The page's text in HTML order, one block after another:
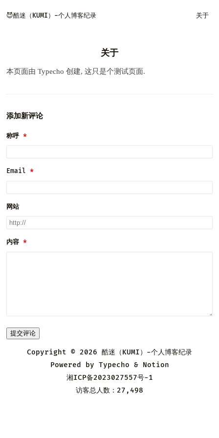
😈酷迷（KUMI）-个人博客纪录 关于
关于
本页面由 Typecho 创建, 这只是个测试页面.
添加新评论
称呼
Email
网站
内容
提交评论
Copyright © 2026 酷迷（KUMI）-个人博客纪录
Powered by Typecho & Notion
湘ICP备2023027557号-1
访客总人数：27,498